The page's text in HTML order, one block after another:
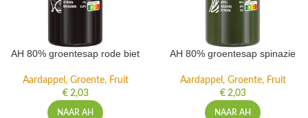
AH 80% groentesap rode biet
Aardappel, Groente, Fruit
€2,03
NAAR AH
AH 80% groentesap spinazie
Aardappel, Groente, Fruit
€2,03
NAAR AH